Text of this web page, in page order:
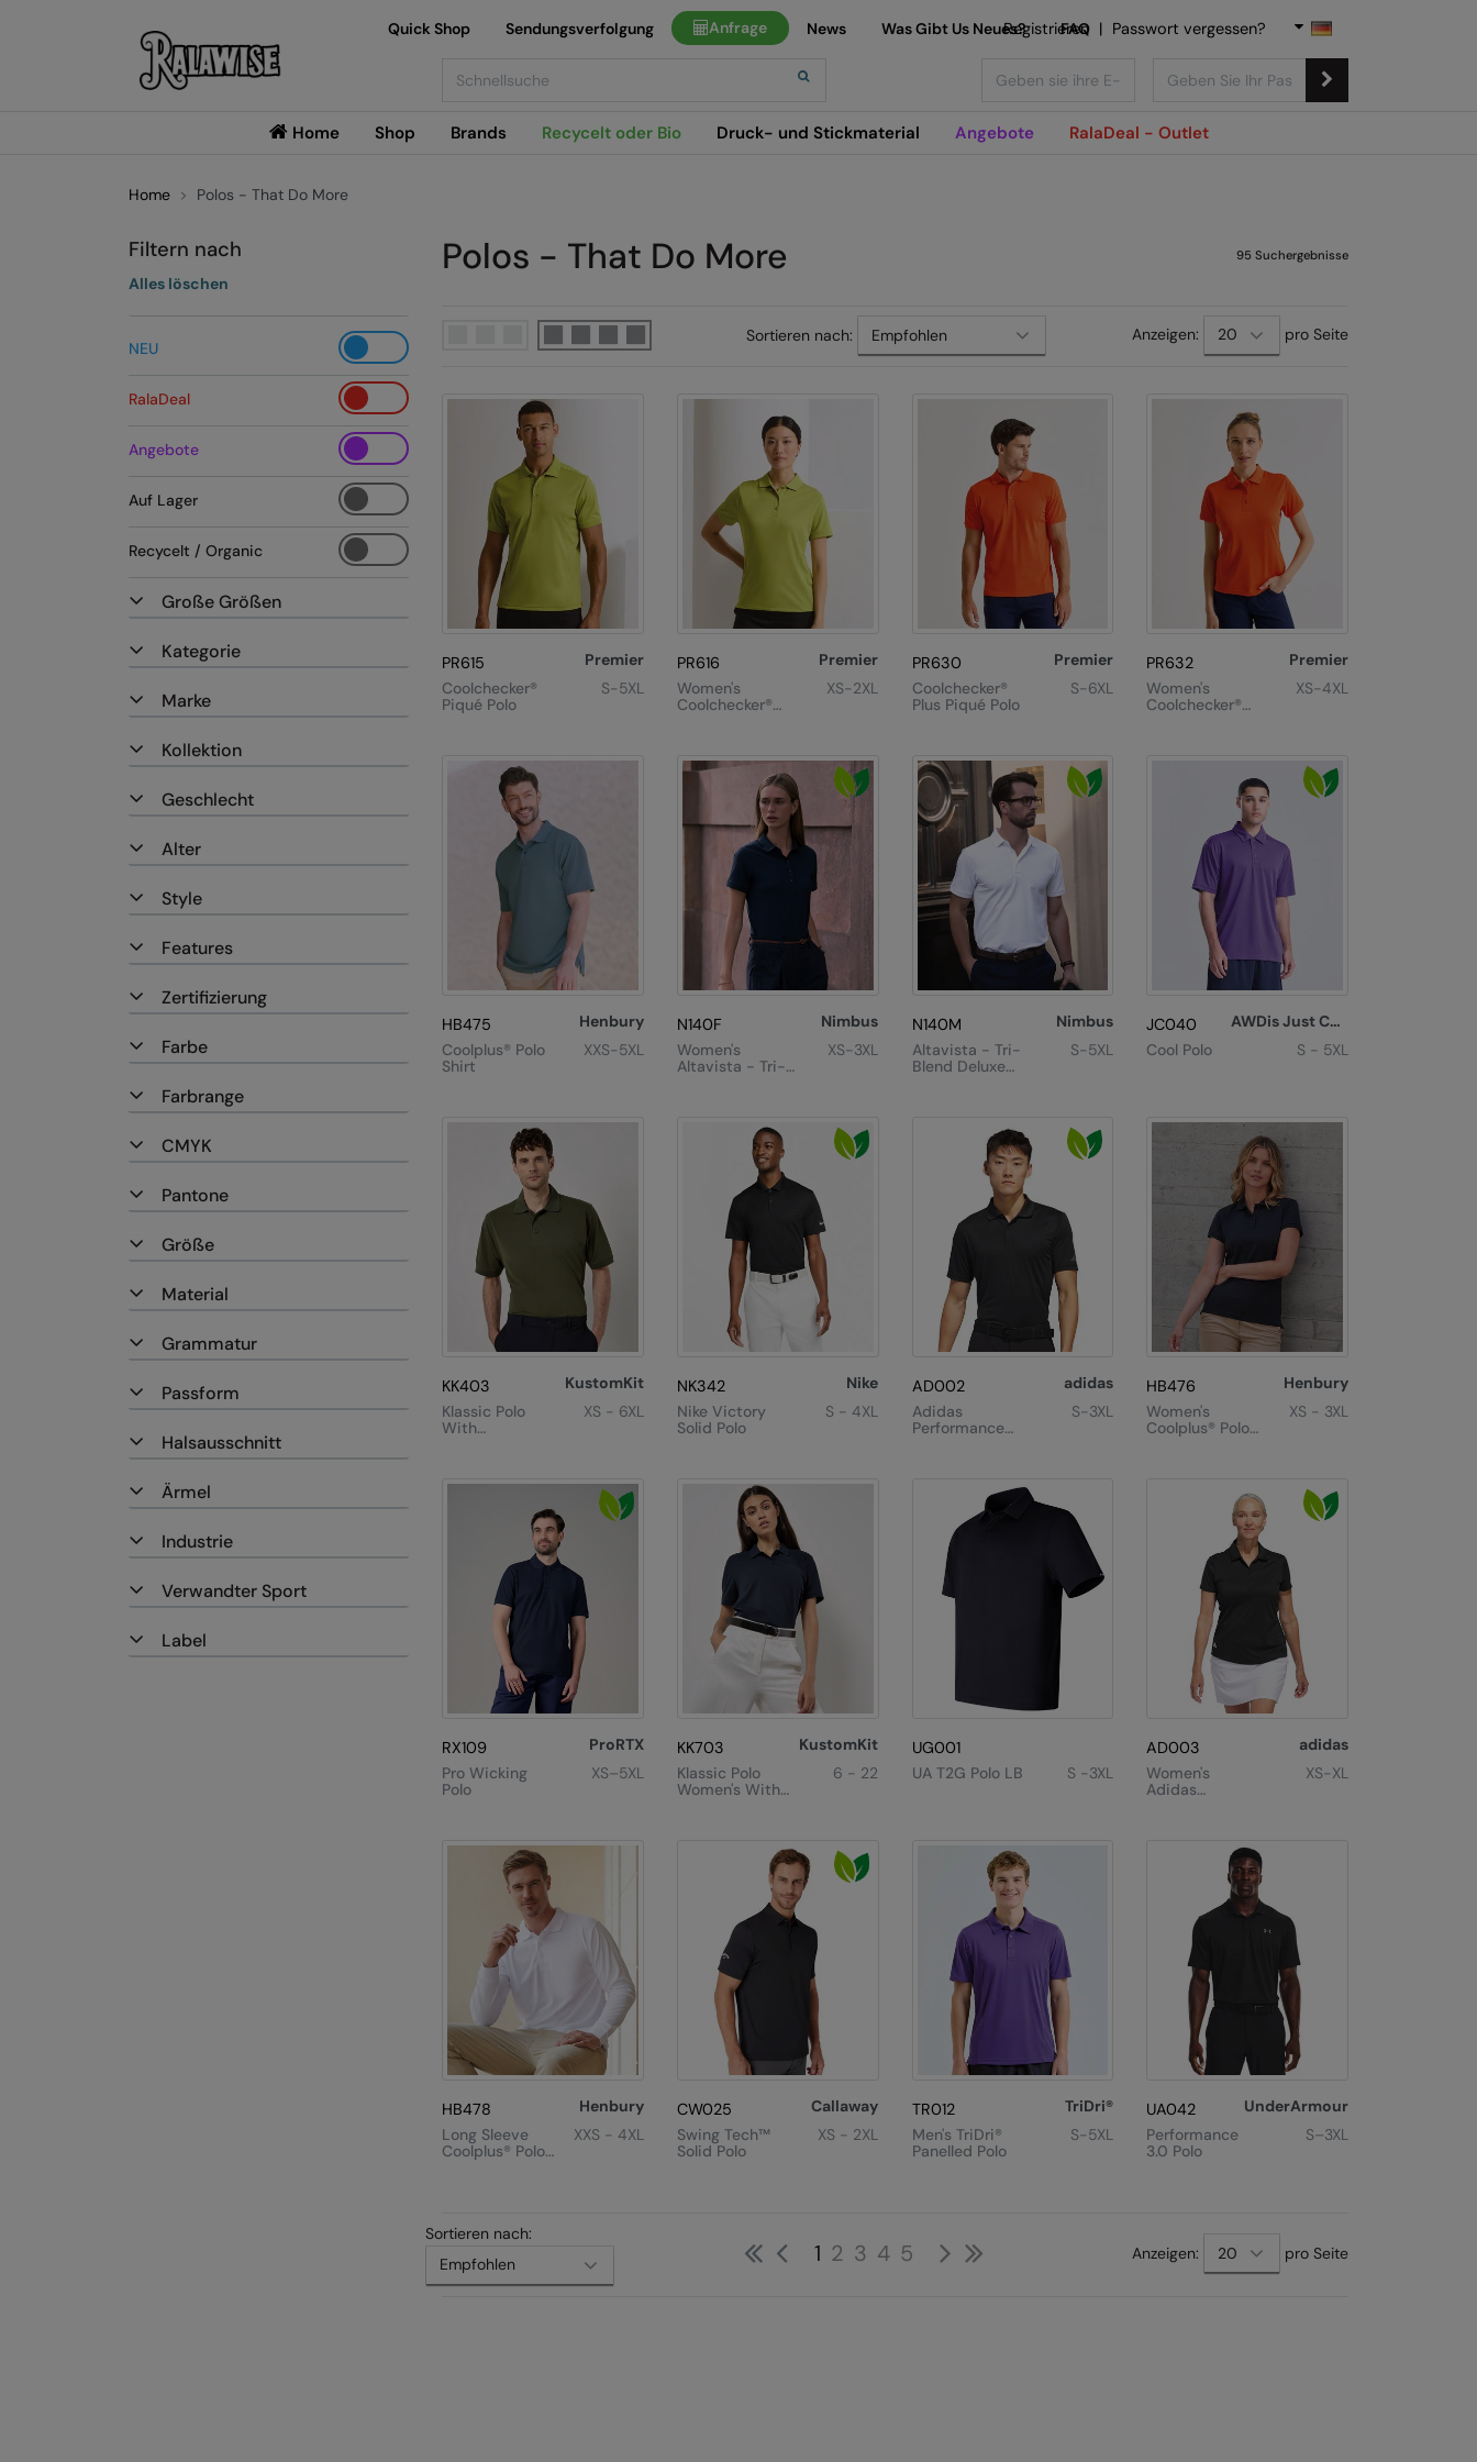
Home Shop Brands Recycelt oder Bio Druck- und Stickmaterial Angebote RalaDeal - Outlet
Quick Shop Sendungsverfolgung Anfrage News Was Gibt Us Neues? FAQ
Registrieren | Passwort vergessen?
Home Polos - That Do More
Polos - That Do More 95 Suchergebnisse
Sortieren nach: Anzeigen: pro Seite
PR615
Premier
Coolchecker®
Piqué Polo
S-5XL
PR616
Premier
Women's
Coolchecker®
XS-2XL
PR630
Premier
Coolchecker®
Plus Piqué Polo
S-6XL
PR632
Premier
Women's
Coolchecker®
XS-4XL
HB475
Henbury
Coolplus® Polo
Shirt
XXS-5XL
N140F
Nimbus
Women's
Altavista - Tri-
XS-3XL
N140M
Nimbus
Altavista - Tri-
Blend Deluxe
S-5XL
JC040
AWDis Just Cool
Cool Polo
S - 5XL
KK403
KustomKit
Klassic Polo
With
XS - 6XL
NK342
Nike
Nike Victory
Solid Polo
S - 4XL
AD002
adidas
Adidas
Performance
S-3XL
HB476
Henbury
Women's
Coolplus® Polo
XS - 3XL
RX109
ProRTX
Pro Wicking
Polo
XS–5XL
KK703
KustomKit
Klassic Polo
Women's With
6 - 22
UG001
UA T2G Polo LB
S -3XL
AD003
adidas
Women's
Adidas
XS-XL
HB478
Henbury
Long Sleeve
Coolplus® Polo
XXS - 4XL
CW025
Callaway
Swing Tech™
Solid Polo
XS - 2XL
TR012
TriDri®
Men's TriDri®
Panelled Polo
S-5XL
UA042
UnderArmour
Performance
3.0 Polo
S–3XL
Sortieren nach:
FirstPrevious
1 2 3 4 5 Next Anzeigen: pro Seite
Filtern nach
Alles löschen
NEU
RalaDeal
Angebote
Auf Lager
Recycelt / Organic
Große Größen
Kategorie
Marke
Kollektion
Geschlecht
Alter
Style
Features
Zertifizierung
Farbe
Farbrange
CMYK
Pantone
Größe
Material
Grammatur
Passform
Halsausschnitt
Ärmel
Industrie
Verwandter Sport
Label